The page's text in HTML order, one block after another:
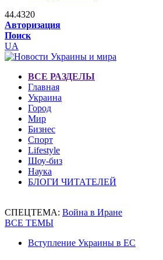
44.4320
Авторизация
Поиск
UA
ВСЕ РАЗДЕЛЫ
Главная
Украина
Город
Мир
Бизнес
Спорт
Lifestyle
Шоу-биз
Наука
БЛОГИ ЧИТАТЕЛЕЙ
СПЕЦТЕМА: Война в Иране
ВСЕ ТЕМЫ
Вступление Украины в ЕС